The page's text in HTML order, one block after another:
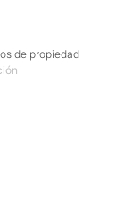
de propiedad